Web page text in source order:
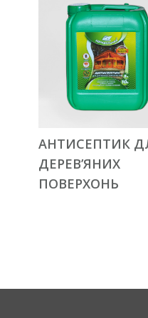
АНТИСЕПТИК
ДЕРЕВ’ЯНИХ
ПОВЕРХОНЬ